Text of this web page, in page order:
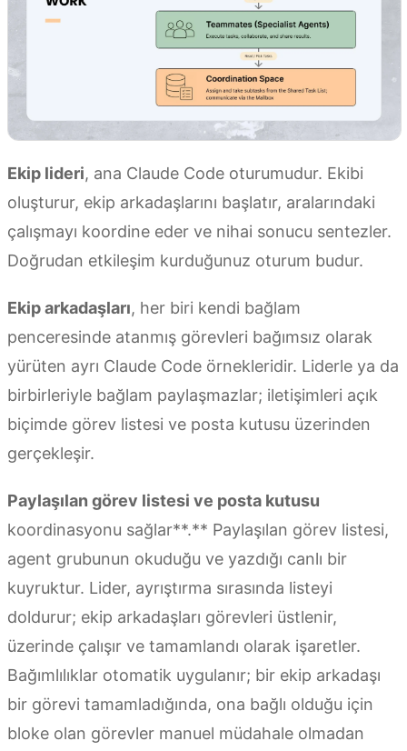
Ekip lideri, ana Claude Code oturumudur. Ekibi
oluşturur, ekip arkadaşlarını başlatır, aralarındaki
çalışmayı koordine eder ve nihai sonucu sentezler.
Doğrudan etkileşim kurduğunuz oturum budur.
Ekip arkadaşları, her biri kendi bağlam
penceresinde atanmış görevleri bağımsız olarak
yürüten ayrı Claude Code örnekleridir. Liderle ya da
birbirleriyle bağlam paylaşmazlar; iletişimleri açık
biçimde görev listesi ve posta kutusu üzerinden
gerçekleşir.
Paylaşılan görev listesi ve posta kutusu
koordinasyonu sağlar**.** Paylaşılan görev listesi,
agent grubunun okuduğu ve yazdığı canlı bir
kuyruktur. Lider, ayrıştırma sırasında listeyi
doldurur; ekip arkadaşları görevleri üstlenir,
üzerinde çalışır ve tamamlandı olarak işaretler.
Bağımlılıklar otomatik uygulanır; bir ekip arkadaşı
bir görevi tamamladığında, ona bağlı olduğu için
bloke olan görevler manuel müdahale olmadan